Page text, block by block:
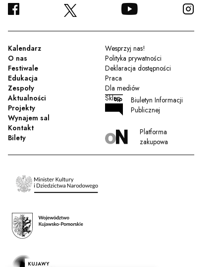
FACEBOOKTWITTER YOUTUBE
Kalendarz
O nas
Festiwale
Edukacja
Zespoły
Aktualności
Projekty
Wynajem sal
Kontakt
Bilety
Wesprzyj nas!
Polityka prywatności
Deklaracja dostępności
Praca
Dla mediów
Sklep
Biuletyn Informacji
Publicznej
Platforma
zakupowa